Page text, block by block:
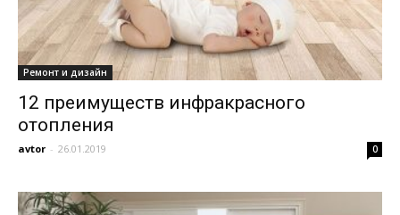
Ремонт и дизайн
12 преимуществ инфракрасного
отопления
avtor - 26.01.2019 0